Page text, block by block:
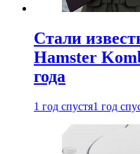
Стали
Hamster
года
1 год спустя1 год